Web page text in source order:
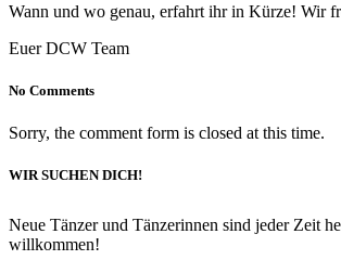
Wann und wo genau, erfahrt ihr in Kürze! Wir
Euer DCW Team
No Comments
Sorry, the comment form is closed at this time.
WIR SUCHEN DICH!
Neue Tänzer und Tänzerinnen sind jeder Zeit
willkommen!